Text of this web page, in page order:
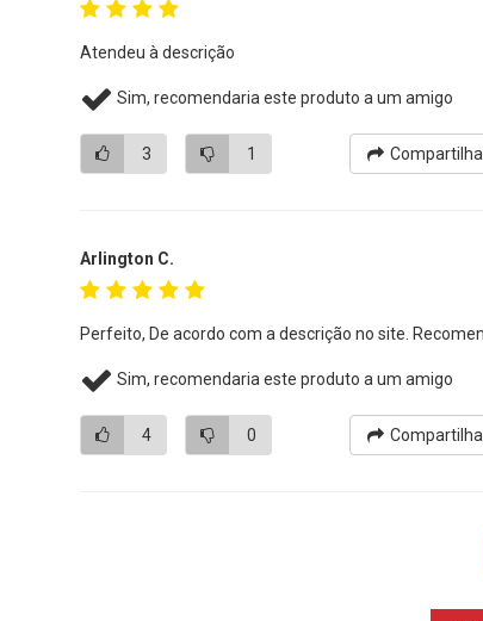
Atendeu à descrição
Sim, recomendaria este produto a um amigo
3 1
Arlington C.
Perfeito, De acordo com a descrição no site.
Sim, recomendaria este produto a um amigo
4 0